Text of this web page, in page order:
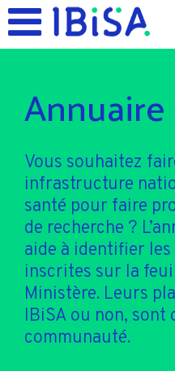
Vous souhaitez
infrastructure
santé pour faire
de recherche ?
aide à identifier
inscrites sur la
Ministère. Leurs
IBiSA ou non, sont
communauté.